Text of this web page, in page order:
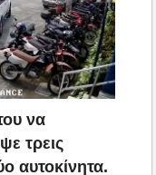
να
τρεις
αυτοκίνητα.